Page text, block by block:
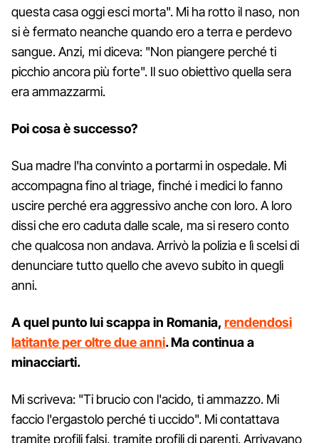
questa casa oggi esci morta". Mi ha rotto il naso, non
si è fermato neanche quando ero a terra e perdevo
sangue. Anzi, mi diceva: "Non piangere perché ti
picchio ancora più forte". Il suo obiettivo quella sera
era ammazzarmi.
Poi cosa è successo?
Sua madre l'ha convinto a portarmi in ospedale. Mi
accompagna fino al triage, finché i medici lo fanno
uscire perché era aggressivo anche con loro. A loro
dissi che ero caduta dalle scale, ma si resero conto
che qualcosa non andava. Arrivò la polizia e lì scelsi di
denunciare tutto quello che avevo subito in quegli
anni.
A quel punto lui scappa in Romania, rendendosi
latitante per oltre due anni. Ma continua a
minacciarti.
Mi scriveva: "Ti brucio con l'acido, ti ammazzo. Mi
faccio l'ergastolo perché ti uccido". Mi contattava
tramite profili falsi, tramite profili di parenti. Arrivavano